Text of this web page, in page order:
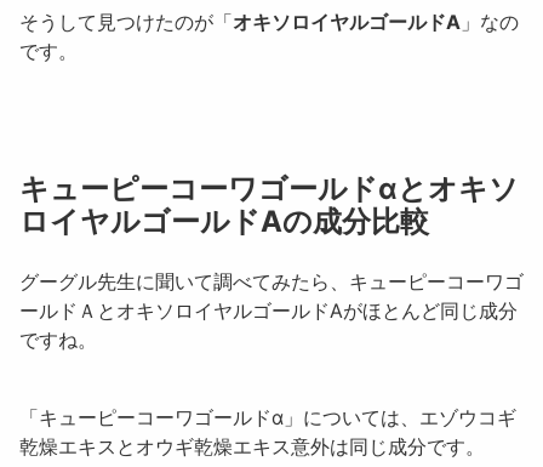
そうして見つけたのが「オキソロイヤルゴールドA 」なの
です。
キューピーコーワゴールドαとオキソ
ロイヤルゴールドAの成分比較
グーグル先生に聞いて調べてみたら、 キューピーコーワゴ
ールドＡ と オキソロイヤルゴールドAがほとんど同じ成分
ですね。
「キューピーコーワゴールドα」については、 エゾウコギ
乾燥エキス と オウギ乾燥エキス意外は同じ成分です。